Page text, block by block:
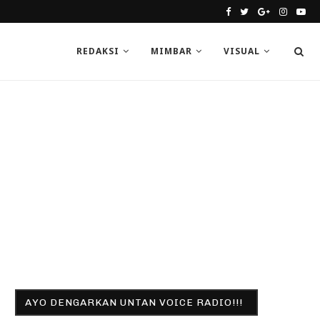
REDAKSI MIMBAR VISUAL
AYO DENGARKAN UNTAN VOICE RADIO!!!